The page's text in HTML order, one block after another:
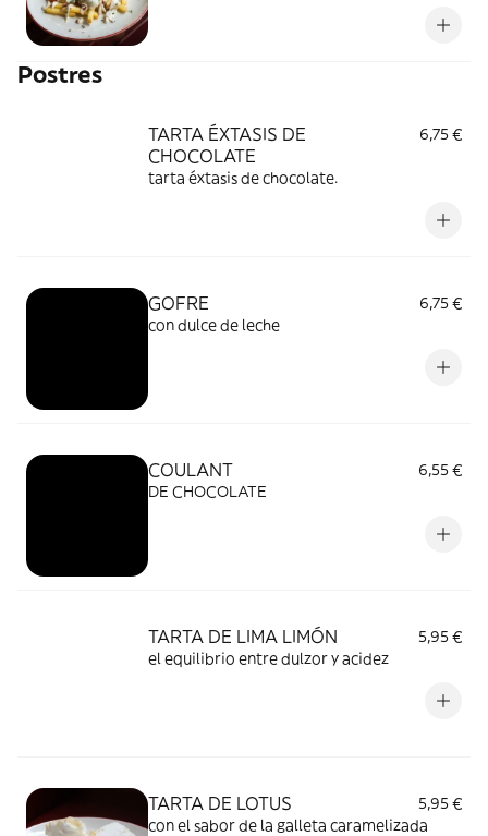
Postres
TARTA ÉXTASIS DE
CHOCOLATE
6,75 €
tarta éxtasis de chocolate.
GOFRE
6,75 €
con dulce de leche
COULANT
6,55 €
DE CHOCOLATE
TARTA DE LIMA LIMÓN
5,95 €
el equilibrio entre dulzor y acidez
TARTA DE LOTUS
5,95 €
con el sabor de la galleta caramelizada